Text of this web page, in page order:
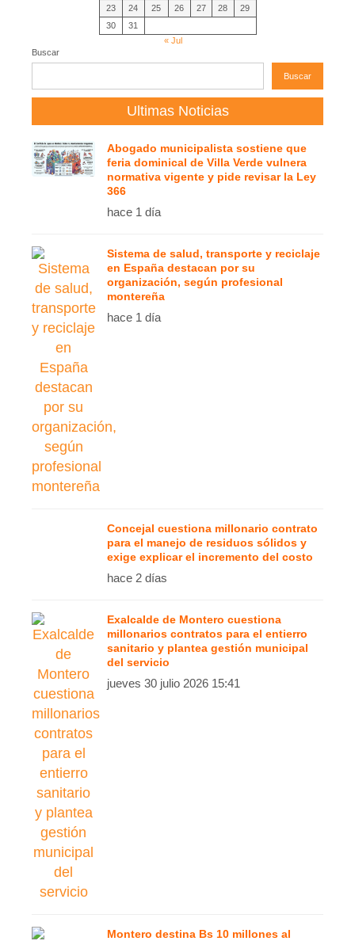
23
24 25 26 27 28
29
30
31
« Jul
Buscar
Buscar
Ultimas Noticias
Abogado municipalista sostiene que
feria dominical de Villa Verde vulnera
normativa vigente y pide revisar la Ley
366
hace 1 día
Sistema de salud, transporte y reciclaje
en España destacan por su
organización, según profesional
montereña
hace 1 día
Concejal cuestiona millonario contrato
para el manejo de residuos sólidos y
exige explicar el incremento del costo
hace 2 días
Exalcalde de Montero cuestiona
millonarios contratos para el entierro
sanitario y plantea gestión municipal
del servicio
jueves 30 julio 2026 15:41
Montero destina Bs 10 millones al